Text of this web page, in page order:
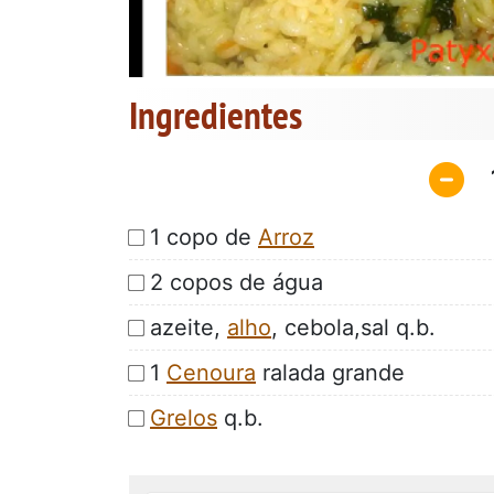
Ingredientes
1 copo de Arroz
2 copos de água
azeite, alho, cebola,sal q.b.
1 Cenoura ralada grande
Grelos q.b.